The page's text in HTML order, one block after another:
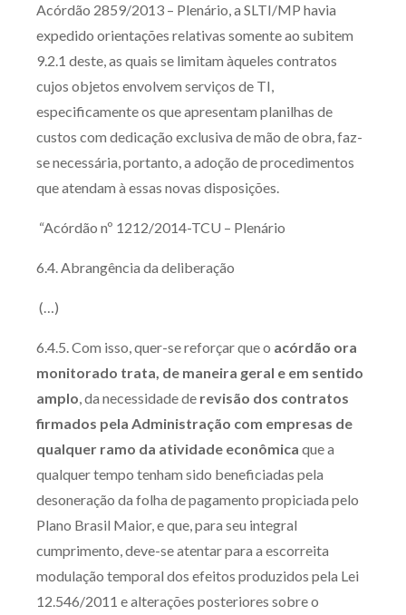
Acórdão 2859/2013 – Plenário, a SLTI/MP havia
expedido orientações relativas somente ao subitem
9.2.1 deste, as quais se limitam àqueles contratos
cujos objetos envolvem serviços de TI,
especificamente os que apresentam planilhas de
custos com dedicação exclusiva de mão de obra, faz-
se necessária, portanto, a adoção de procedimentos
que atendam à essas novas disposições.
“Acórdão nº 1212/2014-TCU – Plenário
6.4. Abrangência da deliberação
(…)
6.4.5. Com isso, quer-se reforçar que o acórdão ora
monitorado trata, de maneira geral e em sentido
amplo, da necessidade de revisão dos contratos
firmados pela Administração com empresas de
qualquer ramo da atividade econômica que a
qualquer tempo tenham sido beneficiadas pela
desoneração da folha de pagamento propiciada pelo
Plano Brasil Maior, e que, para seu integral
cumprimento, deve-se atentar para a escorreita
modulação temporal dos efeitos produzidos pela Lei
12.546/2011 e alterações posteriores sobre o